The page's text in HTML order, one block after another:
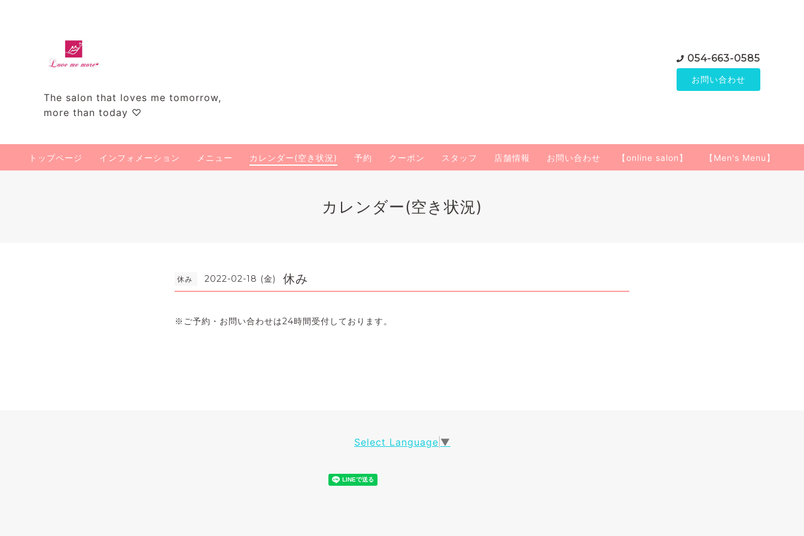
The salon that loves me tomorrow,
more than today ♡
054-663-0585
お問い合わせ
トップページ インフォメーション メニュー カレンダー(空き状況) 予約 クーポン スタッフ 店舗情報 お問い合わせ 【online salon】 【Men's Menu】
カレンダー(空き状況)
休み 2022-02-18 (金) 休み
※ご予約・お問い合わせは24時間受付しております。
Select Language ▼